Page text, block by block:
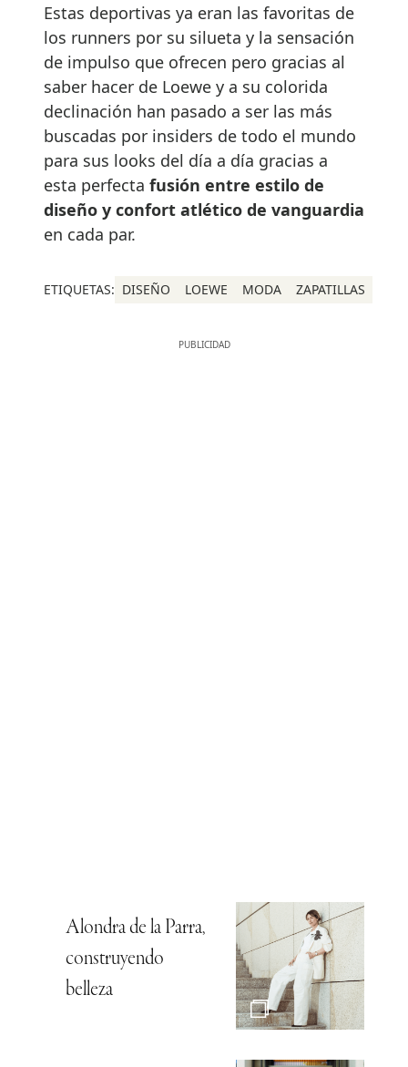
Estas deportivas ya eran las favoritas de
los runners por su silueta y la sensación
de impulso que ofrecen pero gracias al
saber hacer de Loewe y a su colorida
declinación han pasado a ser las más
buscadas por insiders de todo el mundo
para sus looks del día a día gracias a
esta perfecta fusión entre estilo de
diseño y confort atlético de vanguardia
en cada par.
ETIQUETAS: DISEÑO LOEWE MODA ZAPATILLAS
Alondra de la Parra,
construyendo
belleza